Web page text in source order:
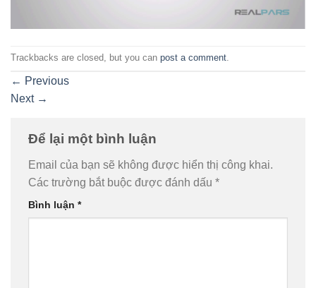
Trackbacks are closed, but you can post a comment
← Previous
Next →
Để lại một bình luận
Email của bạn sẽ không được hiển thị công khai.
Các trường bắt buộc được đánh dấu *
Bình luận *